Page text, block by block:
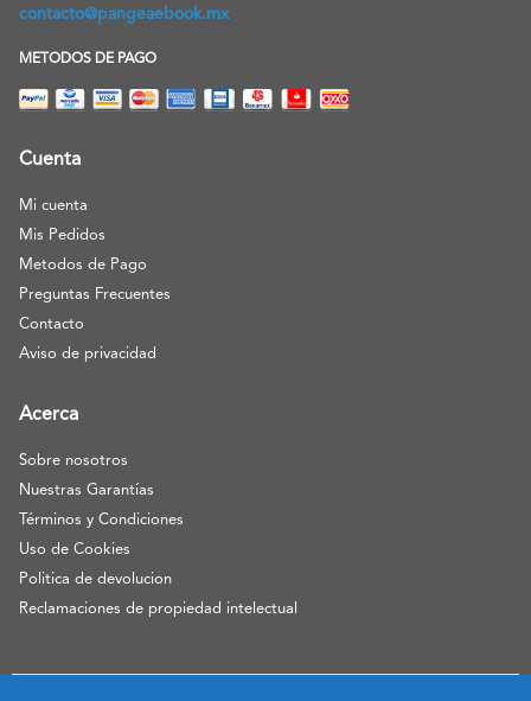
contacto@pangeaebook.mx
METODOS DE PAGO
Cuenta
Mi cuenta
Mis Pedidos
Metodos de Pago
Preguntas Frecuentes
Contacto
Aviso de privacidad
Acerca
Sobre nosotros
Nuestras Garantías
Términos y Condiciones
Uso de Cookies
Politica de devolucion
Reclamaciones de propiedad intelectual